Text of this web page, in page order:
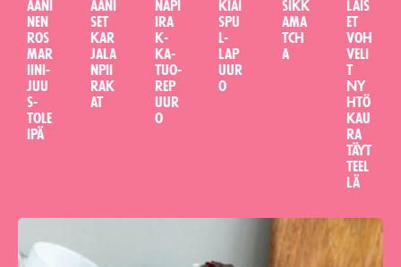
aani
nen
ros
mar
iini-
juu
s­
tole
ipä
aani
set
kar
jala
npii
rak
at
napi
ira
k­
ka-
tuo­
rep
uur
o
kiai
spu
l­
lap
uur
o
sikk
ama
tch
a
lais
et
voh
veli
t
Ny
htö
kau
ra
täyt
teel
lä
Tällä reseptillä ei ole vielä arvosteluita